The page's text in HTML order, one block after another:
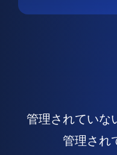
管理されていな
管理され